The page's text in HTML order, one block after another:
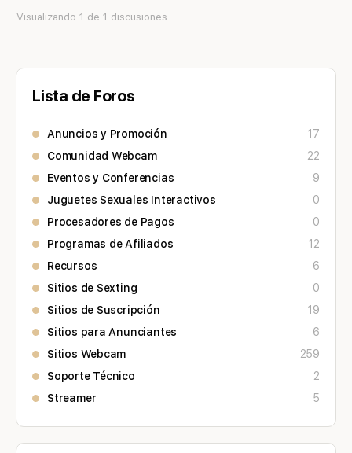
Visualizando 1 de 1 discusiones
Lista de Foros
Anuncios y Promoción
17
Comunidad Webcam
22
Eventos y Conferencias
9
Juguetes Sexuales Interactivos
0
Procesadores de Pagos
0
Programas de Afiliados
12
Recursos
6
Sitios de Sexting
0
Sitios de Suscripción
19
Sitios para Anunciantes
6
Sitios Webcam
259
Soporte Técnico
2
Streamer
5